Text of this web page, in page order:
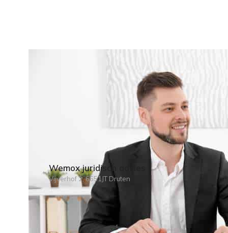
Wemox juridisch advies
Vijverhof 2, 6651JT Druten